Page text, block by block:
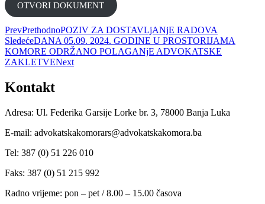
ОТVORI DOKUMENT
PrevPrethodnoPOZIV ZA DOSTAVLjANjE RADOVA
SledećeDANA 05.09. 2024. GODINE U PROSTORIJAMA
KOMORE ODRŽANO POLAGANjE ADVOKATSKE
ZAKLETVENext
Kontakt
Adresa: Ul. Federika Garsije Lorke br. 3, 78000 Banja Luka
E-mail: advokatskakomorars@advokatskakomora.ba
Tel: 387 (0) 51 226 010
Faks: 387 (0) 51 215 992
Radno vrijeme: pon – pet / 8.00 – 15.00 časova